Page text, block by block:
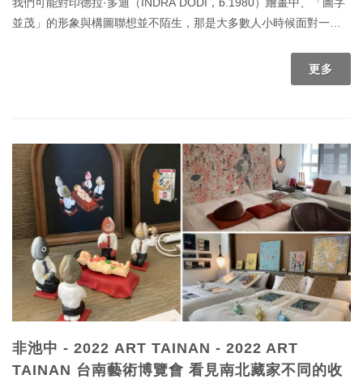
並茂」的形象與構圖聯想並不陌生，那是大多數人小時候面對一面
分配在這個世界中。形象、量體大小與用色等考量，全憑它在畫家
心中的地位。字母、色塊、線條輪廓共處在這個想像的平面裡，構
更多
非池中 - 2022 ART TAINAN - 2022 ART
TAINAN 台南藝術博覽會 看見南北藏家不同的收